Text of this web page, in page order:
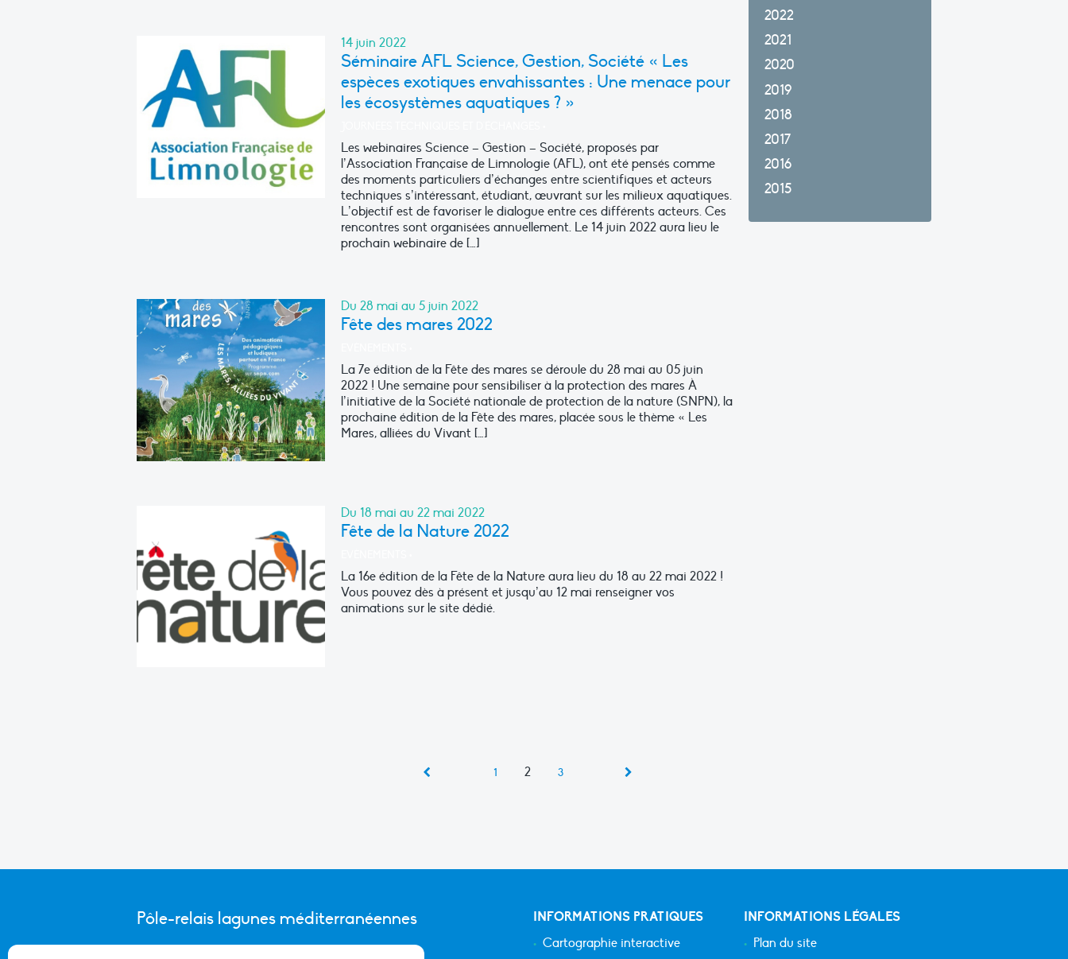
14 juin 2022
Séminaire AFL Science, Gestion, Société « Les
espèces exotiques envahissantes : Une menace pour
les écosystèmes aquatiques ? »
Les webinaires Science – Gestion – Société, proposés par
l’Association Française de Limnologie (AFL), ont été pensés comme
des moments particuliers d’échanges entre scientifiques et acteurs
techniques s’intéressant, étudiant, œuvrant sur les milieux aquatiques.
L’objectif est de favoriser le dialogue entre ces différents acteurs. Ces
rencontres sont organisées annuellement. Le 14 juin 2022 aura lieu le
prochain webinaire de […]
Du 28 mai au 5 juin 2022
Fête des mares 2022
La 7e édition de la Fête des mares se déroule du 28 mai au 05 juin
2022 ! Une semaine pour sensibiliser à la protection des mares À
l’initiative de la Société nationale de protection de la nature (SNPN), la
prochaine édition de la Fête des mares, placée sous le thème « Les
Mares, alliées du Vivant […]
Du 18 mai au 22 mai 2022
Fête de la Nature 2022
La 16e édition de la Fête de la Nature aura lieu du 18 au 22 mai 2022 !
Vous pouvez dès à présent et jusqu’au 12 mai renseigner vos
animations sur le site dédié.
2022
2021
2020
2019
2018
2017
2016
2015
1 2 3
Pôle-relais lagunes méditerranéennes
INFORMATIONS PRATIQUES
Cartographie interactive
INFORMATIONS LÉGALES
Plan du site